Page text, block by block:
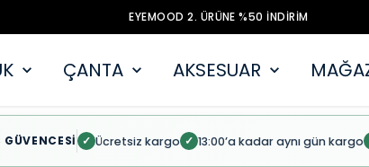
EYEMOOD 2. ÜRÜNE %50 İNDİRİM
ÇANTA AKSESUAR
✓ Ücretsiz kargo ✓ 13:00’a kadar aynı gün kargo